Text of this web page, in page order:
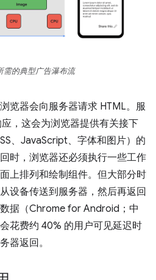
需的典型广告瀑布流
览器会向服务器请求 HTML。服
，这会为浏览器提供有关接下
、JavaScript、字体和图片）的
时，浏览器还必须执行一些工作
上排列和绘制组件。但大部分时
设备传送到服务器，然后再返回
据（Chrome for Android；中
花费约 40% 的用户可见延迟时
器返回。